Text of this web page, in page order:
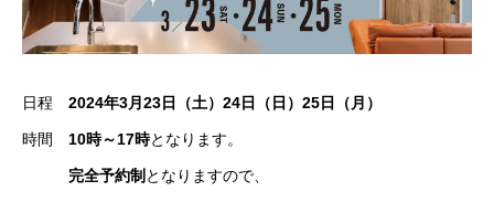
日程 2024年3月23日（土）24日（日）25日（月）
時間 10時～17時となります。
完全予約制 となりますので、